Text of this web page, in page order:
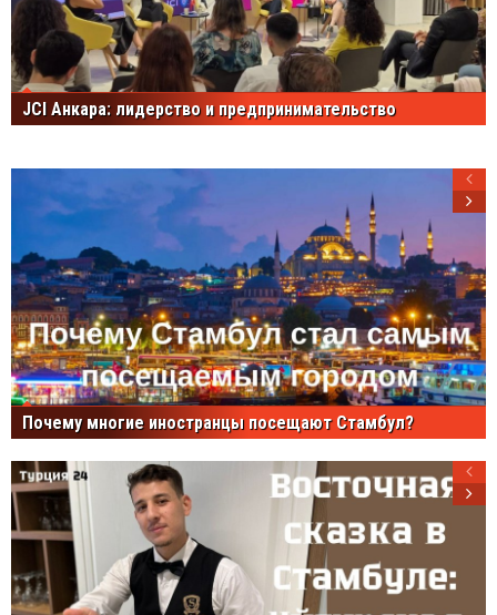
JCI Анкара: лидерство и предпринимательство
Почему многие иностранцы посещают Стамбул?